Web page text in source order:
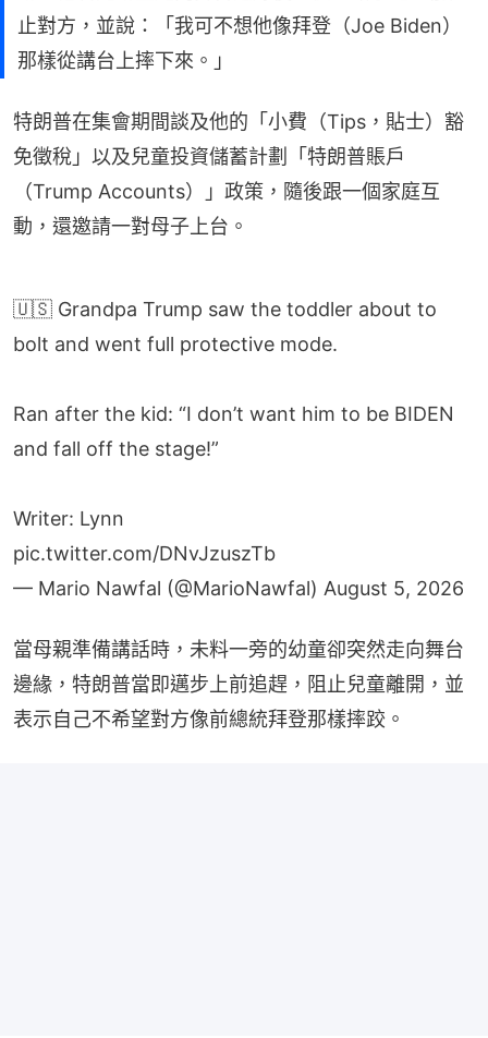
止對方，並說：「我可不想他像拜登（Joe Biden）
那樣從講台上摔下來。」
特朗普在集會期間談及他的「小費（Tips，貼士）豁
免徵稅」以及兒童投資儲蓄計劃「特朗普賬戶
（Trump Accounts）」政策，隨後跟一個家庭互
動，還邀請一對母子上台。
bolt and went full protective mode.
and fall off the stage!”
pic.twitter.com/DNvJzuszTb
— Mario Nawfal (@MarioNawfal)
邊緣，特朗普當即邁步上前追趕，阻止兒童離開，並
表示自己不希望對方像前總統拜登那樣摔跤。